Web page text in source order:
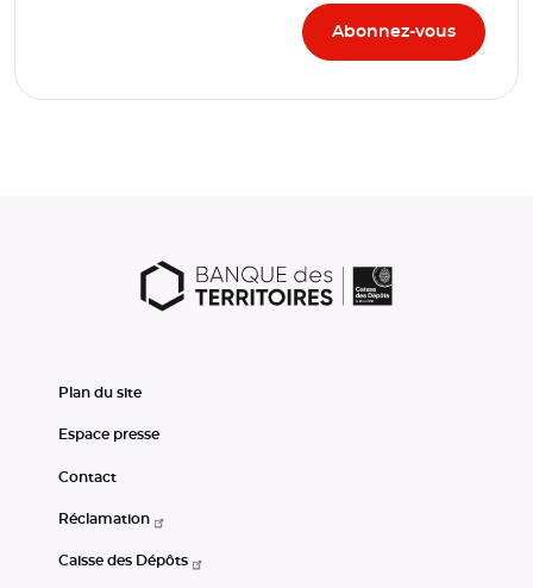
Plan du site
Espace presse
Contact
Réclamation
Caisse des Dépôts